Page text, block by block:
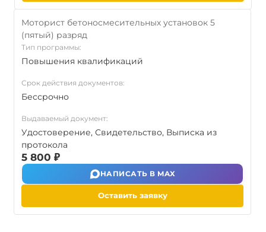
Моторист бетоносмесительных установок 5
(пятый) разряд
Тип программы:
Повышения квалификаций
Срок действия документов:
Бессрочно
Выдаваемый документ:
Удостоверение, Свидетельство, Выписка из
протокола
5 800 ₽
НАПИСАТЬ В MAX
Оставить заявку